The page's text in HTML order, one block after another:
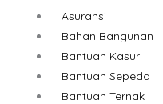
Asuransi
Bahan Bangunan
Bantuan Kasur
Bantuan Sepeda
Bantuan Ternak